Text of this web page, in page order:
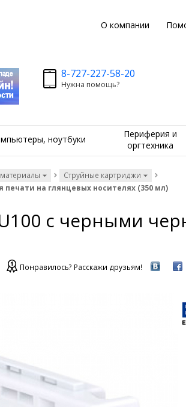
О компании
8-727-227-58-20
Нужна помощь?
ноутбуки
Периферия и
оргтехника
Струйные картриджи
на глянцевых носителях (350 мл)
с черными
Понравилось? Расскажи друзьям!